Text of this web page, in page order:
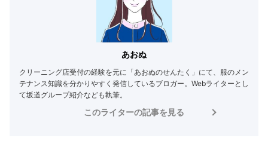
あおぬ
クリーニング店受付の経験を元に「あおぬのせんたく」にて、服のメン
テナンス知識を分かりやすく発信しているブロガー。Webライターとし
て坂道グループ紹介なども執筆。
このライターの記事を見る